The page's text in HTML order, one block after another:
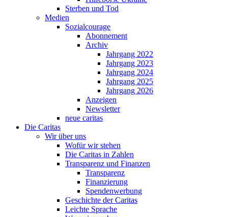
Sterben und Tod
Medien
Sozialcourage
Abonnement
Archiv
Jahrgang 2022
Jahrgang 2023
Jahrgang 2024
Jahrgang 2025
Jahrgang 2026
Anzeigen
Newsletter
neue caritas
Die Caritas
Wir über uns
Wofür wir stehen
Die Caritas in Zahlen
Transparenz und Finanzen
Transparenz
Finanzierung
Spendenwerbung
Geschichte der Caritas
Leichte Sprache